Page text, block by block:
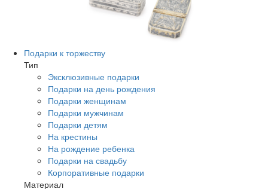
Подарки к торжеству
Тип
Эксклюзивные подарки
Подарки на день рождения
Подарки женщинам
Подарки мужчинам
Подарки детям
На крестины
На рождение ребенка
Подарки на свадьбу
Корпоративные подарки
Материал